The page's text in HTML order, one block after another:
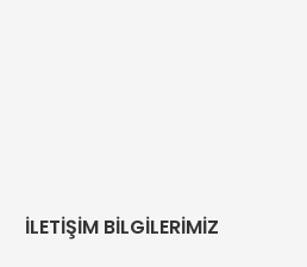
İLETİŞİM BİLGİLERİMİZ